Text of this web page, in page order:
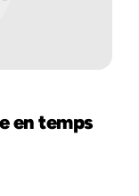
en temps